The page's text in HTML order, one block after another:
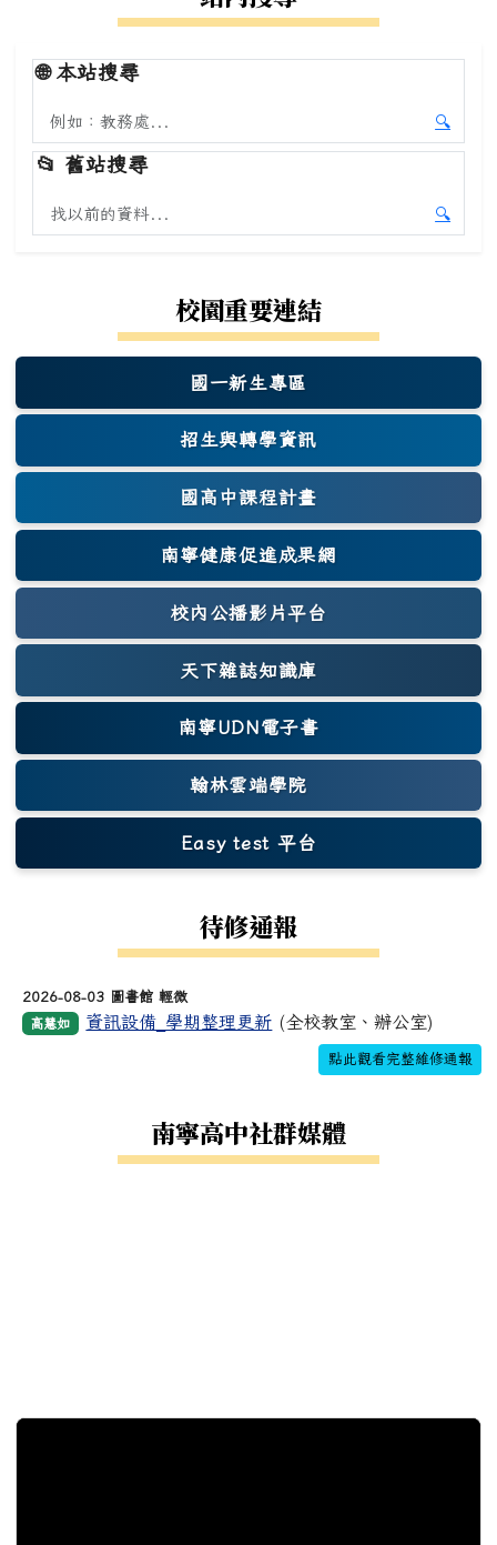
🌐本站搜尋
搜尋本站內容
🔍
開始本
📂 舊站搜尋
搜尋舊站內容
🔍
開始舊
校園重要連結
國一新生專區
(另開新視窗)
招生與轉學資訊
國高中課程計畫
南寧健康促進成果網
(另開新視窗)
校內公播影片平台
天下雜誌知識庫
(另開新視窗)
南寧UDN電子書
翰林雲端學院
Easy test 平台
(另開新視窗)
待修通報
2026-08-03 圖書館 輕微
高慧如 資訊設備_學期整理更新 (全校教室、辦公室)
點此觀看完整維修通報
南寧高中社群媒體